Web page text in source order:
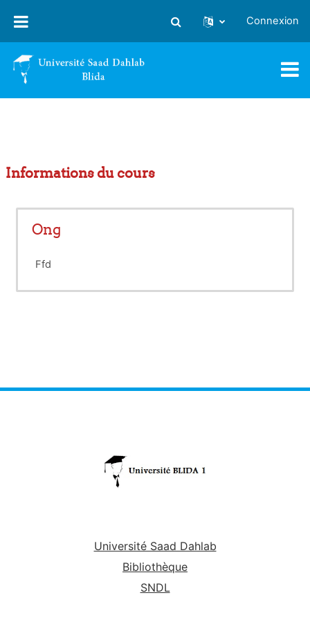
Activer/désactiver la saisie
Connexion
Informations du cours
Ong
Ffd
Université Saad Dahlab
Bibliothèque
SNDL